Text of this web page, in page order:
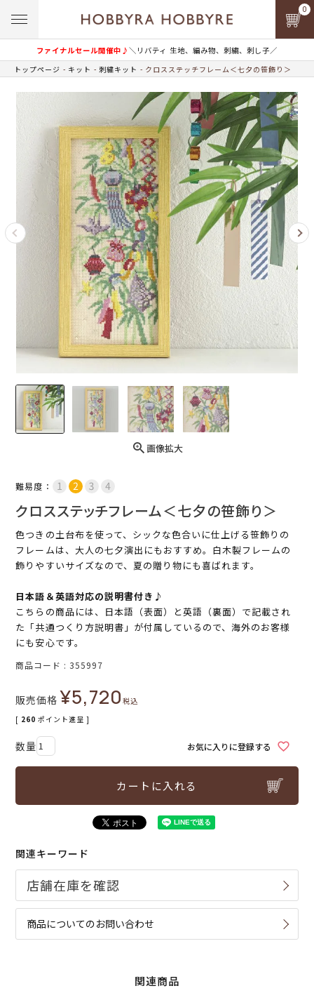
ファイナルセール開催中♪＼リバティ 生地、編み物、刺繍、刺し子／
0
トップページ キット 刺繍キット クロスステッチフレーム＜七夕の笹飾り＞
画像拡大
難易度：
クロスステッチフレーム＜七夕の笹飾り＞
色つきの土台布を使って、シックな色合いに仕上げる笹飾りの
フレームは、大人の七夕演出にもおすすめ。白木製フレームの
飾りやすいサイズなので、夏の贈り物にも喜ばれます。
日本語＆英語対応の説明書付き♪
こちらの商品には、日本語（表面）と英語（裏面）で記載され
た「共通つくり方説明書」が付属しているので、海外のお客様
にも安心です。
商品コード 355997
販売価格 ¥5,720税込
[ 260 ポイント進呈 ]
お気に入りに登録する
カートに入れる
関連キーワード
商品についてのお問い合わせ
関連商品